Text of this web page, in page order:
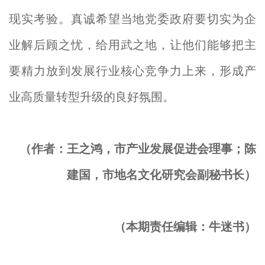
现实考验。真诚希望当地党委政府要切实为企
业解后顾之忧，给用武之地，让他们能够把主
要精力放到发展行业核心竞争力上来，形成产
业高质量转型升级的良好氛围。
（作者：王之鸿，市产业发展促进会理事；陈
建国，市地名文化研究会副秘书长）
（本期责任编辑：牛迷书）